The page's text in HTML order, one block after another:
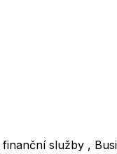
služby ,